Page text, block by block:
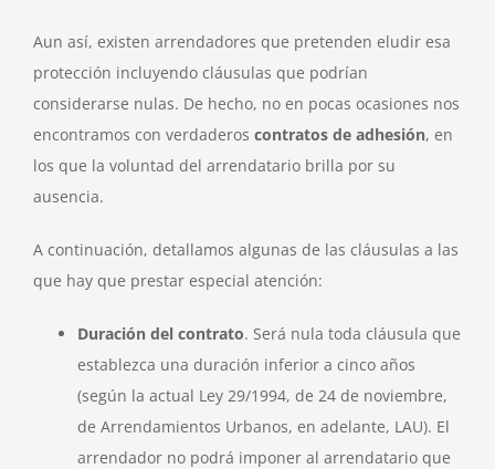
Aun así, existen arrendadores que pretenden eludir esa
protección incluyendo cláusulas que podrían
considerarse nulas. De hecho, no en pocas ocasiones nos
encontramos con verdaderos contratos de adhesión, en
los que la voluntad del arrendatario brilla por su
ausencia.
A continuación, detallamos algunas de las cláusulas a las
que hay que prestar especial atención:
Duración del contrato. Será nula toda cláusula que
establezca una duración inferior a cinco años
(según la actual Ley 29/1994, de 24 de noviembre,
de Arrendamientos Urbanos, en adelante, LAU). El
arrendador no podrá imponer al arrendatario que